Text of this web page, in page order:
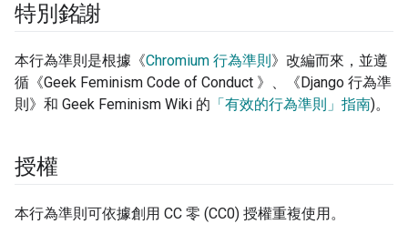
特別銘謝
本行為準則是根據《Chromium 行為準則》改編而來，並遵
循《Geek Feminism Code of Conduct 》、《Django 行為準
則》和 Geek Feminism Wiki 的 「有效的行為準則」指南)。
授權
本行為準則可依據創用 CC 零 (CC0) 授權重複使用。